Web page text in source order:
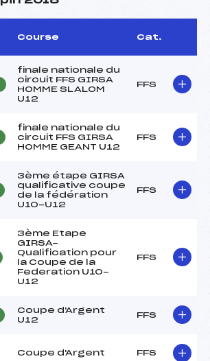
Course Cat.
finale nationale du
circuit FFS GIRSA
HOMME SLALOM
U12
FFS
finale nationale du
circuit FFS GIRSA
HOMME GEANT U12
FFS
3ème étape GIRSA
qualificative coupe
de la fédération
U10-U12
FFS
3ème Etape
GIRSA-
Qualification pour
la Coupe de la
Federation U10-
U12
FFS
Coupe d'Argent
U12
FFS
Coupe d'Argent FFS